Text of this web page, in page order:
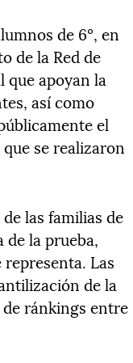
de 6º, en
de la Red de
que apoyan la
así como
el
se realizaron
las familias de
de la prueba,
Las
de la
ránkings entre